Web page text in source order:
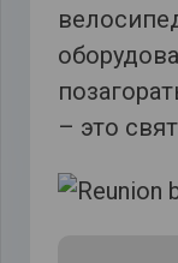
– это